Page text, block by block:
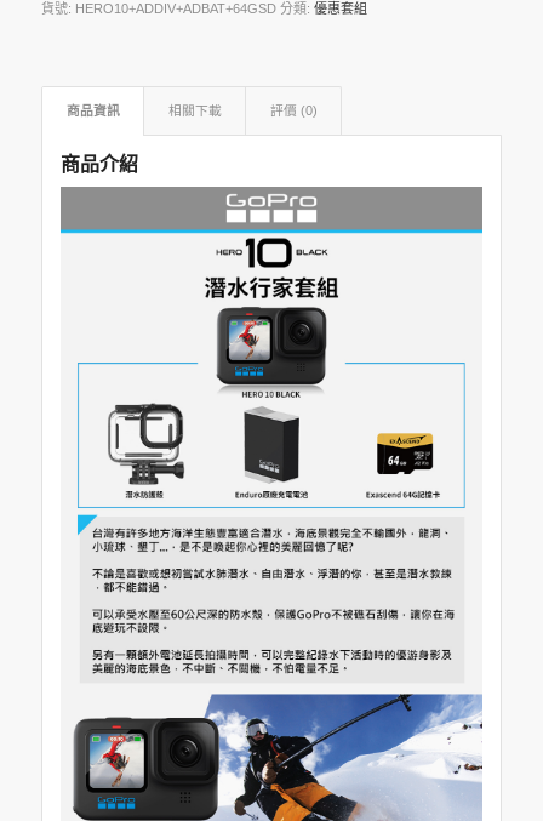
貨號: HERO10+ADDIV+ADBAT+64GSD 分類: 優惠套組
商品資訊 相關下載 評價 (0)
商品介紹